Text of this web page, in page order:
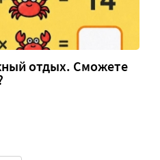
отдых. Сможете